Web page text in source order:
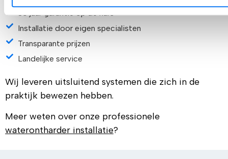
30 jaar garantie op de hars
Installatie door eigen specialisten
Transparante prijzen
Landelijke service
Wij leveren uitsluitend systemen die zich in de
praktijk bewezen hebben.
Meer weten over onze professionele
waterontharder installatie?